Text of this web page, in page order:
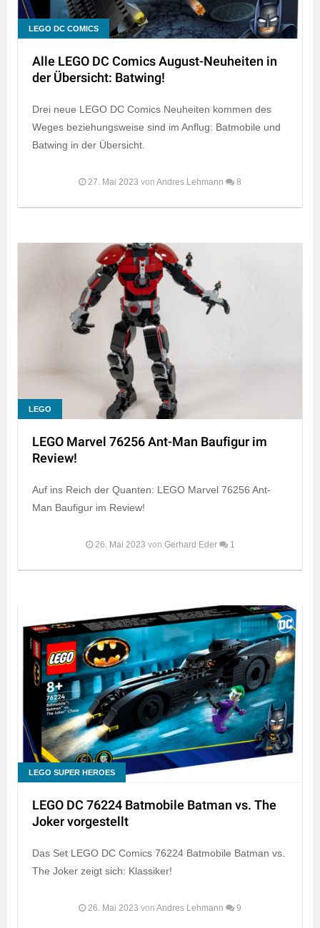
LEGO DC COMICS
Alle LEGO DC Comics August-Neuheiten in
der Übersicht: Batwing!
Drei neue LEGO DC Comics Neuheiten kommen des
Weges beziehungsweise sind im Anflug: Batmobile und
Batwing in der Übersicht.
27. Mai 2023 von Andres Lehmann 8
LEGO
LEGO Marvel 76256 Ant-Man Baufigur im
Review!
Auf ins Reich der Quanten: LEGO Marvel 76256 Ant-
Man Baufigur im Review!
26. Mai 2023 von Gerhard Eder 1
LEGO SUPER HEROES
LEGO DC 76224 Batmobile Batman vs. The
Joker vorgestellt
Das Set LEGO DC Comics 76224 Batmobile Batman vs.
The Joker zeigt sich: Klassiker!
26. Mai 2023 von Andres Lehmann 9